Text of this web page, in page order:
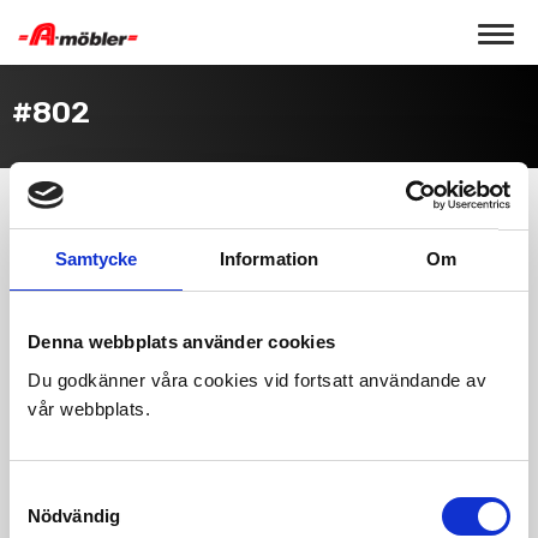
Samtycke Information Om
Denna webbplats använder cookies
Du godkänner våra cookies vid fortsatt användande av
vår webbplats.
Nödvändig
Toggle
#802